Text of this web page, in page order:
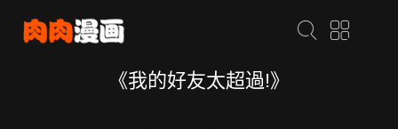
《我的好友太超過!》